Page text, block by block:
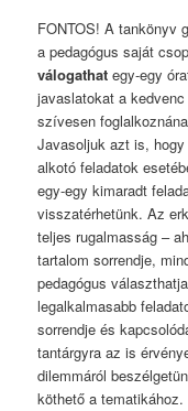
FONTOS! A tankönyv
a pedagógus saját
válogathat egy-egy
javaslatokat a
szívesen
Javasoljuk azt is,
alkotó feladatok
egy-egy kimaradt
visszatérhetünk. Az
teljes rugalmasság –
tartalom sorrendje,
pedagógus
legalkalmasabb
sorrendje és
tantárgyra az is
dilemmáról
köthető a tematikához.